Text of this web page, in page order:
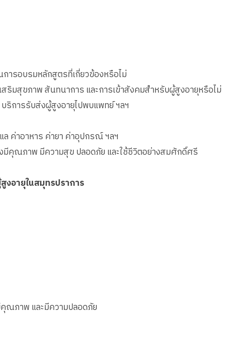
รอบรมหลักสูตรที่เกี่ยวข้องหรือไม่
มสุขภาพ สันทนาการ และการเข้าสังคมสำหรับผู้สูงอายุหรือไม่
ริการรับส่งผู้สูงอายุไปพบแพทย์ ฯลฯ
ค่าอาหาร ค่ายา ค่าอุปกรณ์ ฯลฯ
มีคุณภาพ มีความสุข ปลอดภัย และใช้ชีวิตอย่างสมศักดิ์ศรี
งอายุในสมุทรปราการ
คุณภาพ และมีความปลอดภัย